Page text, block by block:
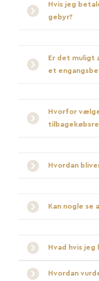
Hvis jeg
gebyr?
Er det muligt
et
Hvorfor
Hvordan
Kan nogle se
Hvad hvis jeg
Hvordan